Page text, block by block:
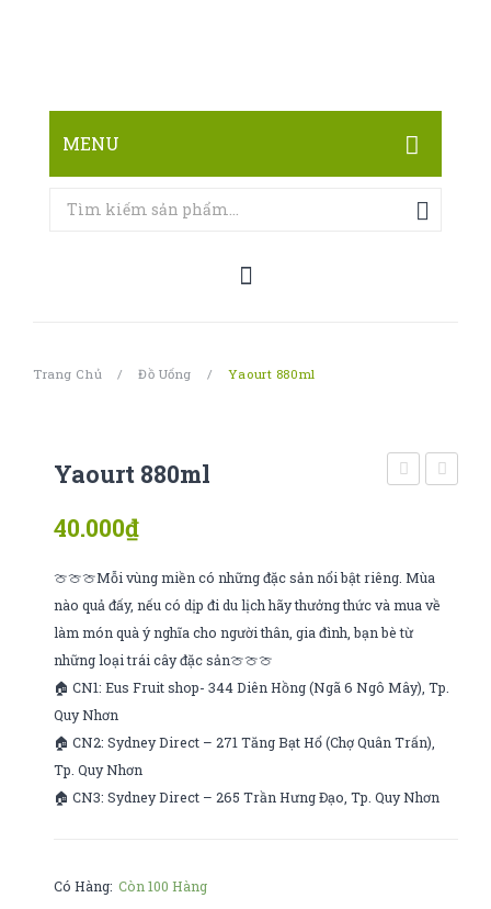
MENU
TRANG CHỦ
Trang Chủ / Đồ Uống / Yaourt 880ml
đường
Yaourt 880ml
40.000₫
🍈🍈🍈Mỗi vùng miền có những đặc sản nổi bật riêng. Mùa
nào quả đấy, nếu có dịp đi du lịch hãy thưởng thức và mua về
làm món quà ý nghĩa cho người thân, gia đình, bạn bè từ
những loại trái cây đặc sản🍈🍈🍈
🏠 CN1: Eus Fruit shop- 344 Diên Hồng (Ngã 6 Ngô Mây), Tp.
Quy Nhơn
🏠 CN2: Sydney Direct – 271 Tăng Bạt Hổ (Chợ Quân Trấn),
Tp. Quy Nhơn
🏠 CN3: Sydney Direct – 265 Trần Hưng Đạo, Tp. Quy Nhơn
Có Hàng: Còn 100 Hàng